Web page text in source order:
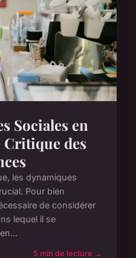
Sociales en
Critique des
les dynamiques
Pour bien
de considérer
lequel il se
5 min de lecture →